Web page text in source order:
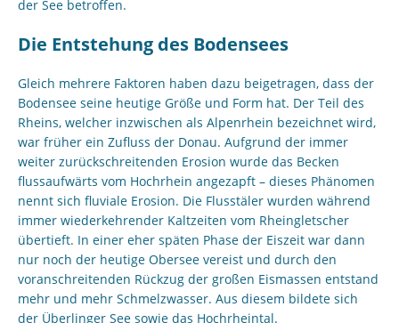
der See betroffen.
Die Entstehung des Bodensees
Gleich mehrere Faktoren haben dazu beigetragen, dass der
Bodensee seine heutige Größe und Form hat. Der Teil des
Rheins, welcher inzwischen als Alpenrhein bezeichnet wird,
war früher ein Zufluss der Donau. Aufgrund der immer
weiter zurückschreitenden Erosion wurde das Becken
flussaufwärts vom Hochrhein angezapft – dieses Phänomen
nennt sich fluviale Erosion. Die Flusstäler wurden während
immer wiederkehrender Kaltzeiten vom Rheingletscher
übertieft. In einer eher späten Phase der Eiszeit war dann
nur noch der heutige Obersee vereist und durch den
voranschreitenden Rückzug der großen Eismassen entstand
mehr und mehr Schmelzwasser. Aus diesem bildete sich
der Überlinger See sowie das Hochrheintal.